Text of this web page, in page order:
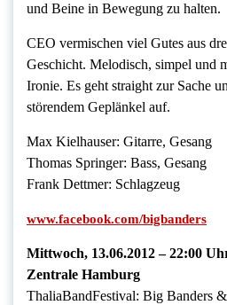
und Beine in Bewegung zu halten.
CEO vermischen viel Gutes aus
Geschicht. Melodisch, simpel und
Ironie. Es geht straight zur Sache
störendem Geplänkel auf.
Max Kielhauser: Gitarre, Gesang
Thomas Springer: Bass, Gesang
Frank Dettmer: Schlagzeug
www.facebook.com/bigbanders
Mittwoch, 13.06.2012 – 22:00
Zentrale Hamburg
ThaliaBandFestival: Big Banders